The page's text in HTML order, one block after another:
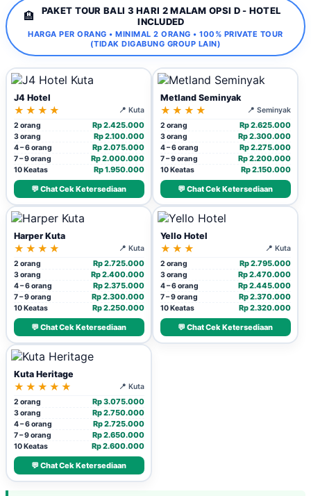
🏨
PAKET TOUR BALI 3 HARI 2 MALAM OPSI D - HOTEL
INCLUDED
HARGA PER ORANG • MINIMAL 2 ORANG • 100% PRIVATE TOUR
(TIDAK DIGABUNG GROUP LAIN)
J4 Hotel
★★★★
📍 Kuta
2 orang
Rp 2.425.000
3 orang Rp 2.100.000
4 – 6 orang Rp 2.075.000
7 – 9 orang Rp 2.000.000
10 Keatas
Rp 1.950.000
💬 Chat Cek Ketersediaan
Metland Seminyak
★★★★
📍 Seminyak
2 orang
Rp 2.625.000
3 orang Rp 2.300.000
4 – 6 orang Rp 2.275.000
7 – 9 orang Rp 2.200.000
10 Keatas
Rp 2.150.000
💬 Chat Cek Ketersediaan
Harper Kuta
★★★★
📍 Kuta
2 orang
Rp 2.725.000
3 orang Rp 2.400.000
4 – 6 orang Rp 2.375.000
7 – 9 orang Rp 2.300.000
10 Keatas
Rp 2.250.000
💬 Chat Cek Ketersediaan
Yello Hotel
★★★
📍 Kuta
2 orang
Rp 2.795.000
3 orang Rp 2.470.000
4 – 6 orang Rp 2.445.000
7 – 9 orang Rp 2.370.000
10 Keatas
Rp 2.320.000
💬 Chat Cek Ketersediaan
Kuta Heritage
★★★★★
📍 Kuta
2 orang
Rp 3.075.000
3 orang Rp 2.750.000
4 – 6 orang Rp 2.725.000
7 – 9 orang Rp 2.650.000
10 Keatas
Rp 2.600.000
💬 Chat Cek Ketersediaan